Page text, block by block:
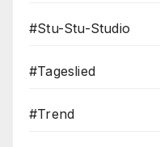
#Stu-Stu-Studio
#Tageslied
#Trend